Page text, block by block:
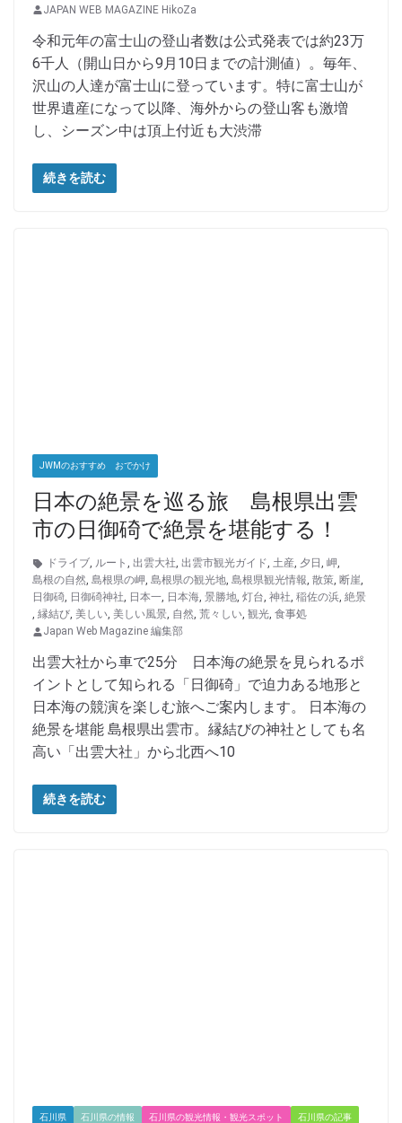
JAPAN WEB MAGAZINE HikoZa
令和元年の富士山の登山者数は公式発表では約23万
6千人（開山日から9月10日までの計測値）。毎年、
沢山の人達が富士山に登っています。特に富士山が
世界遺産になって以降、海外からの登山客も激増
し、シーズン中は頂上付近も大渋滞
続きを読む
JWMのおすすめ おでかけ
日本の絶景を巡る旅 島根県出雲
市の日御碕で絶景を堪能する！
ドライブ, ルート , 出雲大社, 出雲市観光ガイド, 土産, 夕日 , 岬,
島根の自然, 島根県の岬, 島根県の観光地, 島根県観光情報, 散策, 断崖,
日御碕, 日御碕神社, 日本一, 日本海, 景勝地, 灯台, 神社, 稲佐の浜, 絶景
, 縁結び, 美しい, 美しい風景, 自然, 荒々しい, 観光, 食事処
Japan Web Magazine 編集部
出雲大社から車で25分 日本海の絶景を見られるポ
イントとして知られる「日御碕」で迫力ある地形と
日本海の競演を楽しむ旅へご案内します。 日本海の
絶景を堪能 島根県出雲市。縁結びの神社としても名
高い「出雲大社」から北西へ10
続きを読む
石川県 石川県の情報 石川県の観光情報・観光スポット 石川県の記事